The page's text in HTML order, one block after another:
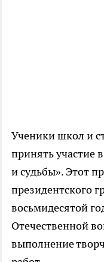
Ученики школ и
принять участие
и судьбы». Этот
президентского
восьмидесятой
Отечественной
выполнение